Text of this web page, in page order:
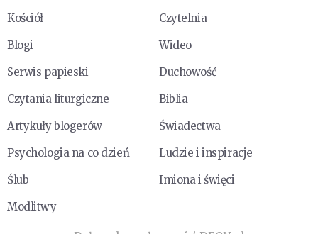
Kościół
Czytelnia
Blogi
Wideo
Serwis papieski
Duchowość
Czytania liturgiczne
Biblia
Artykuły blogerów
Świadectwa
Psychologia na co dzień
Ludzie i inspiracje
Ślub
Imiona i święci
Modlitwy